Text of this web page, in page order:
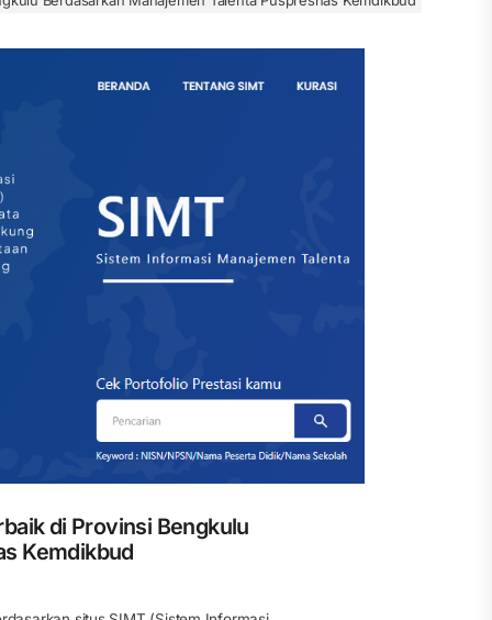
Prestasi Siswa
Provinsi
2026
di Provinsi Bengkulu
Kemdikbud